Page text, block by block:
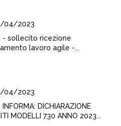
04/2023
- sollecito ricezione
lavoro agile -...
04/2023
INFORMA: DICHIARAZIONE
MODELLI 730 ANNO 2023...